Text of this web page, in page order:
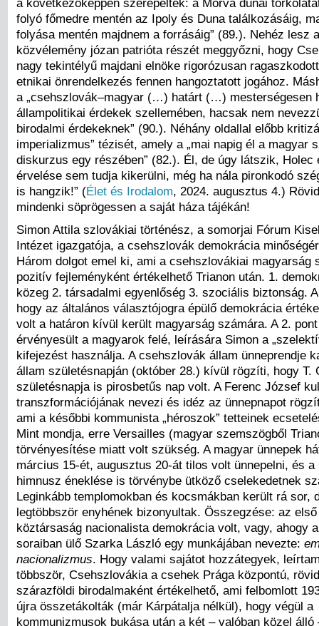
a következőképpen szerepeltek: a Morva dunai
folyó főmedre mentén az Ipoly és Duna találkozásáig,
folyása mentén majdnem a forrásáig” (89.). Nehéz lesz
közvélemény józan patrióta részét meggyőzni, hogy
nagy tekintélyű majdani elnöke rigorózusan
etnikai önrendelkezés fennen hangoztatott jogához.
a „csehszlovák–magyar (…) határt (…) mesterségesen
állampolitikai érdekek szellemében, hacsak nem
birodalmi érdekeknek” (90.). Néhány oldallal előbb
imperializmus” tézisét, amely a „mai napig él a magyar
diskurzus egy részében” (82.). Él, de úgy látszik, Holec
érvelése sem tudja kikerülni, még ha nála pironkodó
is hangzik!” (Élet és Irodalom, 2024. augusztus 4.)
mindenki söprögessen a saját háza tájékán!
Simon Attila szlovákiai történész, a somorjai Fórum
Intézet igazgatója, a csehszlovák demokrácia
Három dolgot emel ki, ami a csehszlovákiai magyarság
pozitív fejleményként értékelhető Trianon után. 1.
közeg 2. társadalmi egyenlőség 3. szociális biztonság.
hogy az általános választójogra épülő demokrácia
volt a határon kívül került magyarság számára. A 2.
érvényesült a magyarok felé, leírására Simon a
kifejezést használja. A csehszlovák állam ünneprendje
állam születésnapján (október 28.) kívül rögzíti, hogy T.
születésnapja is pirosbetűs nap volt. A Ferenc József
transzformációjának nevezi és idéz az ünnepnapot
ami a későbbi kommunista „héroszok” tetteinek
Mint mondja, erre Versailles (magyar szemszögből
törvényesítése miatt volt szükség. A magyar ünnepek
március 15-ét, augusztus 20-át tilos volt ünnepelni, és a
himnusz éneklése is törvénybe ütköző cselekedetnek
Leginkább templomokban és kocsmákban került rá sor,
legtöbbször enyhének bizonyultak. Összegzése: az
köztársaság nacionalista demokrácia volt, vagy, ahogy
soraiban ülő Szarka László egy munkájában nevezte:
nacionalizmus. Hogy valami sajátot hozzátegyek,
többször, Csehszlovákia a csehek Prága központú,
szárazföldi birodalmaként értékelhető, ami felbomlott
újra összetákolták (már Kárpátalja nélkül), hogy végül a
kommunizmusok bukása után a két – valóban közel álló